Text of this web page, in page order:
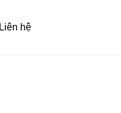
Liên hệ